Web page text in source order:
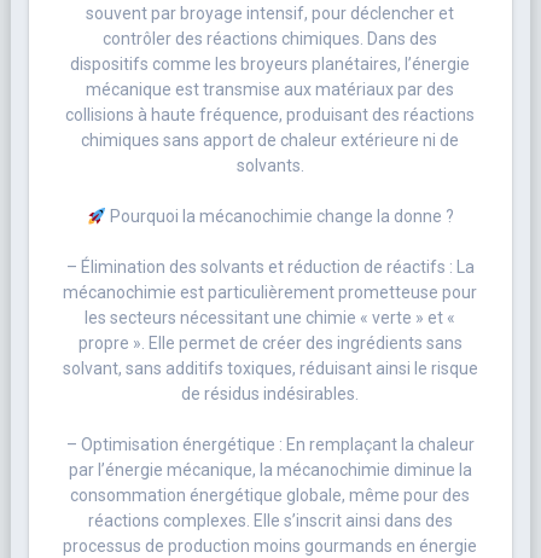
souvent par broyage intensif, pour déclencher et
contrôler des réactions chimiques. Dans des
dispositifs comme les broyeurs planétaires, l’énergie
mécanique est transmise aux matériaux par des
collisions à haute fréquence, produisant des réactions
chimiques sans apport de chaleur extérieure ni de
solvants.
Pourquoi la mécanochimie change la donne ?
– Élimination des solvants et réduction de réactifs : La
mécanochimie est particulièrement prometteuse pour
les secteurs nécessitant une chimie « verte » et «
propre ». Elle permet de créer des ingrédients sans
solvant, sans additifs toxiques, réduisant ainsi le risque
de résidus indésirables.
– Optimisation énergétique : En remplaçant la chaleur
par l’énergie mécanique, la mécanochimie diminue la
consommation énergétique globale, même pour des
réactions complexes. Elle s’inscrit ainsi dans des
processus de production moins gourmands en énergie